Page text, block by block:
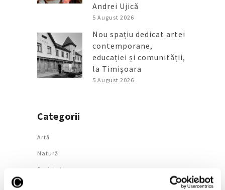
Andrei Ujică
5 August 2026
Nou spațiu dedicat artei
contemporane,
educației și comunității,
la Timișoara
5 August 2026
Categorii
Artǎ
Natură
Societate